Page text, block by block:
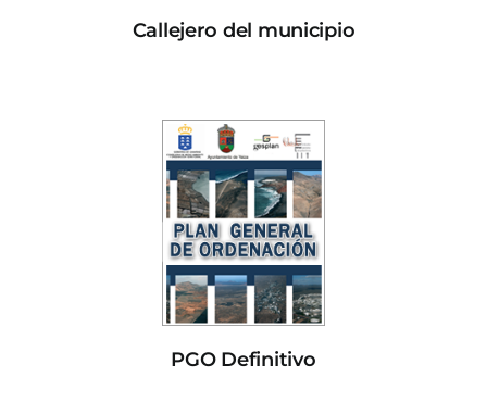
Callejero del municipio
PGO Definitivo